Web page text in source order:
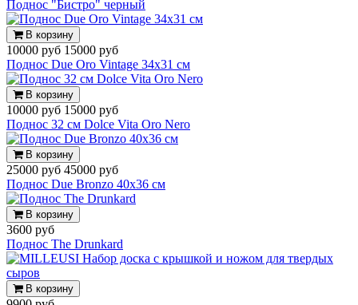
Поднос "Бистро" черный
В корзину
10000 руб 15000 руб
Поднос Due Oro Vintage 34х31 см
В корзину
10000 руб 15000 руб
Поднос 32 см Dolce Vita Oro Nero
В корзину
25000 руб 45000 руб
Поднос Due Bronzo 40х36 см
В корзину
3600 руб
Поднос The Drunkard
В корзину